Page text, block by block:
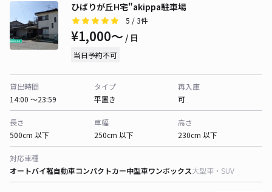
ひばりが丘H宅"akippa駐車場
5 / 3件
¥1,000〜 / 日
当日予約不可
貸出時間
14:00 〜23:59
タイプ
平置き
再入庫
可
長さ
500cm 以下
車幅
250cm 以下
高さ
230cm 以下
対応車種
オートバイ軽自動車コンパクトカー中型車ワンボックス大型車・SUV